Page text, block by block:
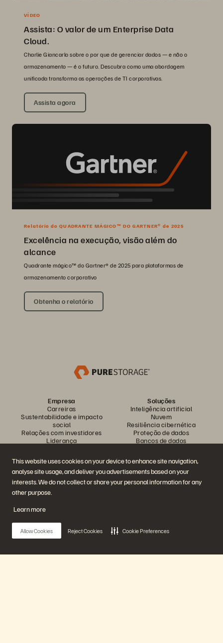
This website uses cookies on your device to enhance site navigation,
analyse site usage, and deliver you advertisements based on your
interests. We do not collect or share your personal information for any
other purpose.
Learn more
Allow Cookies Reject Cookies Cookie Preferences
VÍDEO
Assista: O valor de um Enterprise Data
Cloud.
Charlie Giancarlo sobre o por que de gerenciar dados — e não o
armazenamento — é o futuro. Descubra como uma abordagem
unificada transforma as operações de TI corporativas.
Assista agora
Relatório do QUADRANTE MÁGICO™ DO GARTNER® de 2025
Excelência na execução, visão além do
alcance
Quadrante mágico™ do Gartner® de 2025 para plataformas de
armazenamento corporativo
Obtenha o relatório
Empresa
Carreiras
Sustentabilidade e impacto
social
Relações com investidores
Liderança
Soluções
Inteligência artificial
Nuvem
Resiliência cibernética
Proteção de dados
Bancos de dados
Virtualização
Setores
Plataforma e produtos
A plataforma Everpure
FlashArray
FlashBlade//EXA
Enterprise File
Parceiros